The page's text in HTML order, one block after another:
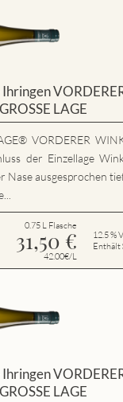
LAGE
VORDERER
der Einzellage
Nase ausgesprochen
0.75 L Flasche
31,50 €
42.00€/L
12.5 %
Enthält
LAGE